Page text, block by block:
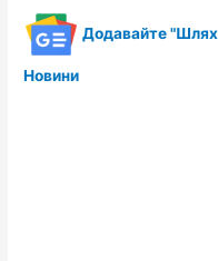
Додавайте
Новини